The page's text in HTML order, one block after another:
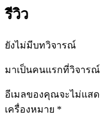
รีวิว
ยังไม่มีบทวิจารณ์
มาเป็นคนแรกที่วิจารณ์
อีเมลของคุณจะไม่แส
เครื่องหมาย *